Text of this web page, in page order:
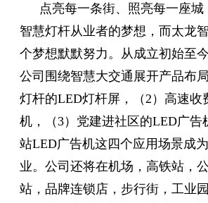
点亮每一条街、照亮每一座
智慧灯杆从业者的梦想，而太龙
个梦想默默努力。从成立初始至
公司围绕智慧大交通展开产品布
灯杆的LED灯杆屏，（2）高速收
机，（3）党建进社区的LED广告
站LED广告机这四个应用场景成
业。公司还将在机场，高铁站，
站，品牌连锁店，步行街，工业